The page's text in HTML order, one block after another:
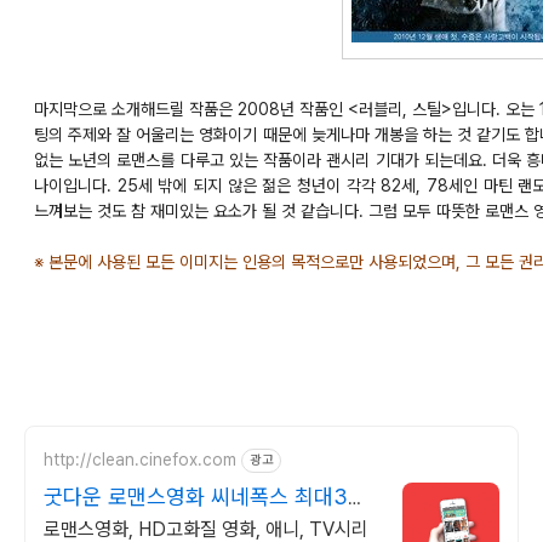
마지막으로 소개해드릴 작품은 2008년 작품인 <러블리, 스틸>입니다. 오
팅의 주제와 잘 어울리는 영화이기 때문에 늦게나마 개봉을 하는 것 같기도
없는 노년의 로맨스를 다루고 있는 작품이라 괜시리 기대가 되는데요. 더욱
나이입니다. 25세 밖에 되지 않은 젊은 청년이 각각 82세, 78세인 마틴 랜
느껴보는 것도 참 재미있는 요소가 될 것 같습니다. 그럼 모두 따뜻한 로맨스
※ 본문에 사용된 모든 이미지는 인용의 목적으로만 사용되었으며, 그 모든 권
http://clean.cinefox.com 광고
굿다운 로맨스영화 씨네폭스 최대3만
원+10%추가적립
로맨스영화, HD고화질 영화, 애니, TV시리